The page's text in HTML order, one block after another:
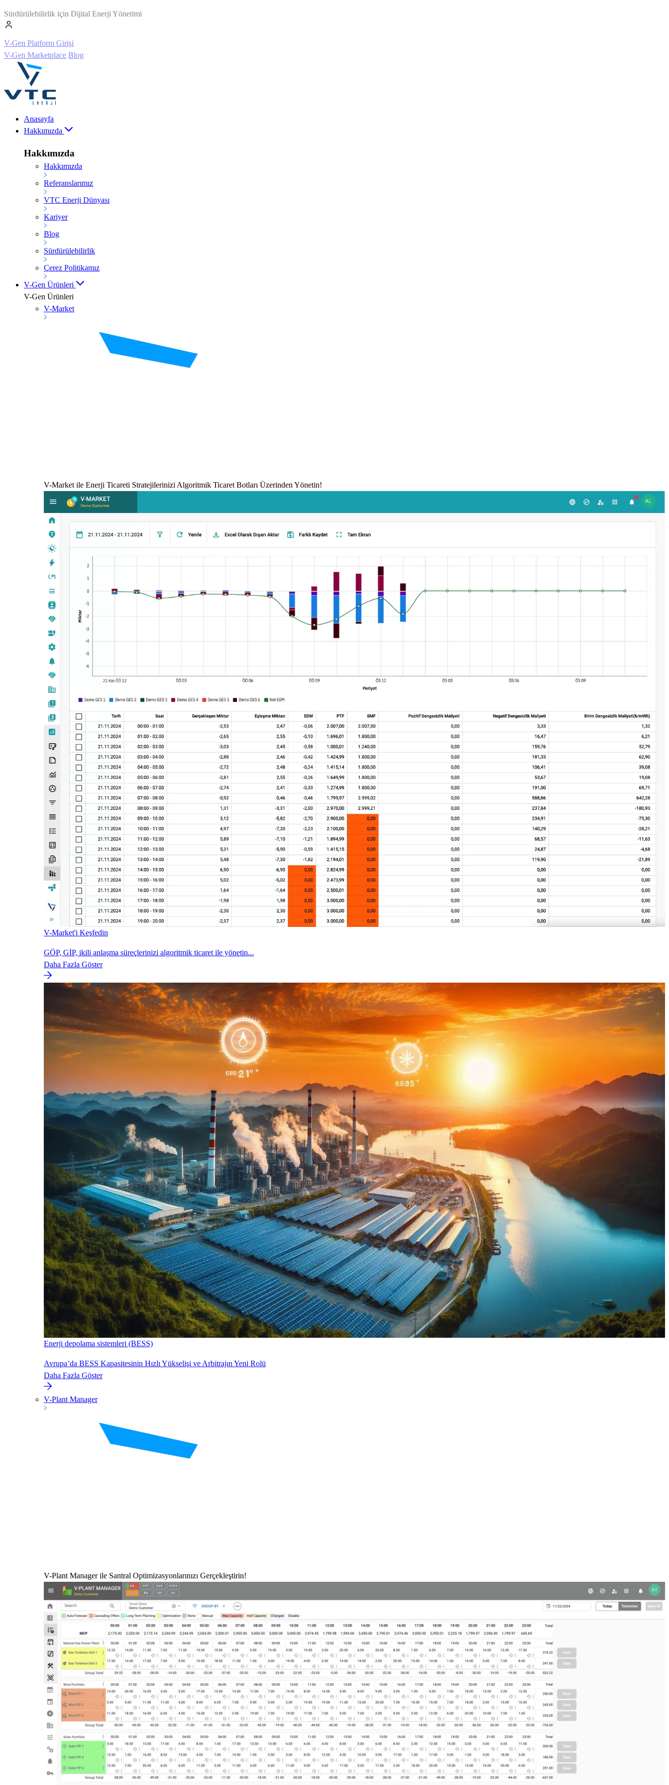
Sürdürülebilirlik için Dijital Enerji Yönetimi
V-Gen Platform Girişi
V-Gen Marketplace Blog
Anasayfa
Hakkımızda
Hakkımızda
Hakkımızda
Referanslarımız
VTC Enerji Dünyası
Kariyer
Blog
Sürdürülebilirlik
Çerez Politikamız
V-Gen Ürünleri
V-Gen Ürünleri
V-Market
V-Market ile Enerji Ticareti Stratejilerinizi Algoritmik Ticaret Botları Üzerinden Yönetin!
V-Market'i Keşfedin
GÖP, GİP, ikili anlaşma süreçlerinizi algoritmik ticaret ile yönetin...
Daha Fazla Göster
Enerji depolama sistemleri (BESS)
Avrupa’da BESS Kapasitesinin Hızlı Yükselişi ve Arbitrajın Yeni Rolü
Daha Fazla Göster
V-Plant Manager
V-Plant Manager ile Santral Optimizasyonlarınızı Gerçekleştirin!